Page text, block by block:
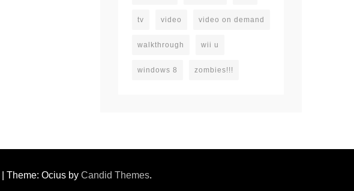
tv video video on demand
walkthrough wii u
windows 8 zombies!!!
Theme: Ocius by Candid Themes.